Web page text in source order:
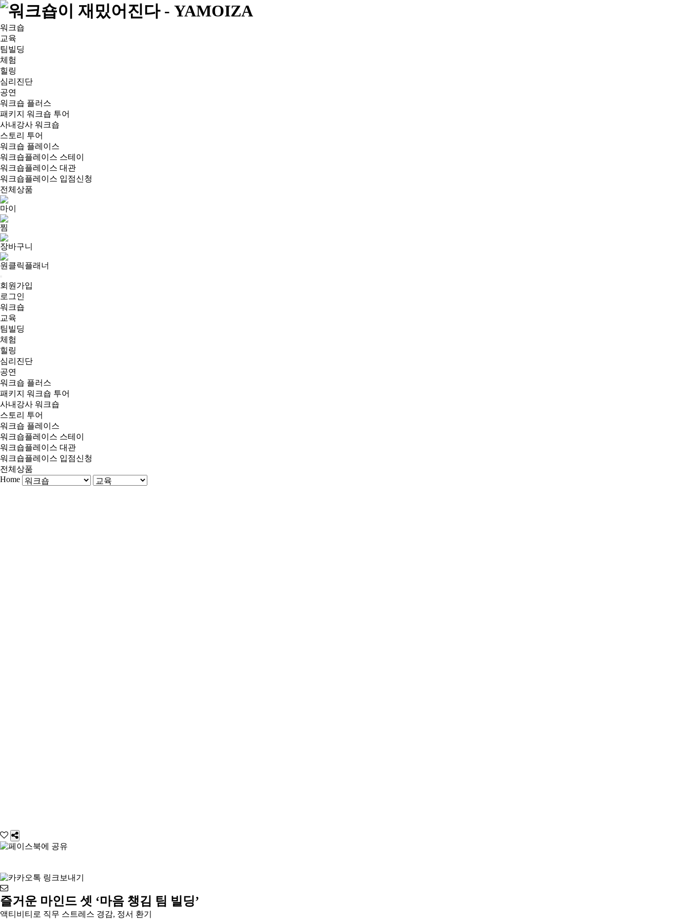
워크숍
교육
팀빌딩
체험
힐링
심리진단
공연
워크숍 플러스
패키지 워크숍 투어
사내강사 워크숍
스토리 투어
워크숍 플레이스
워크숍플레이스 스테이
워크숍플레이스 대관
워크숍플레이스 입점신청
전체상품
마이
찜
장바구니
원클릭플래너
회원가입
로그인
워크숍
교육
팀빌딩
체험
힐링
심리진단
공연
워크숍 플러스
패키지 워크숍 투어
사내강사 워크숍
스토리 투어
워크숍 플레이스
워크숍플레이스 스테이
워크숍플레이스 대관
워크숍플레이스 입점신청
전체상품
Home
즐거운 마인드 셋 ‘마음 챙김 팀 빌딩’
액티비티로 직무 스트레스 경감, 정서 환기